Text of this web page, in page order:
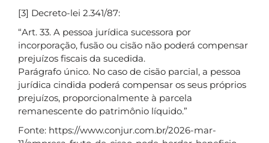
[3] Decreto-lei 2.341/87:
“Art. 33. A pessoa jurídica sucessora por
incorporação, fusão ou cisão não poderá compensar
prejuízos fiscais da sucedida.
Parágrafo único. No caso de cisão parcial, a pessoa
jurídica cindida poderá compensar os seus próprios
prejuízos, proporcionalmente à parcela
remanescente do patrimônio líquido.”
Fonte: https://www.conjur.com.br/2026-mar-